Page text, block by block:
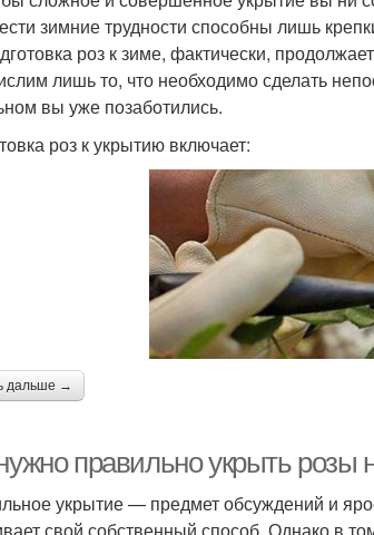
зимние трудности способны лишь
роз к зиме, фактически,
лишь то, что необходимо сделать
вы уже позаботились.
роз к укрытию включает:
дальше →
правильно укрыть розы
укрытие — предмет обсуждений и